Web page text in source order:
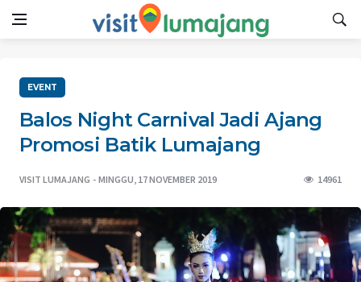
EVENT
Balos Night Carnival Jadi Ajang
Promosi Batik Lumajang
VISIT LUMAJANG MINGGU, 17 NOVEMBER 2019 14961